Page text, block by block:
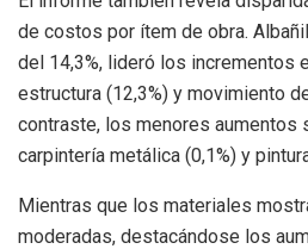
de costos por ítem de obra.
del 14,3%, lideró los incrementos
estructura (12,3%) y movimiento
contraste, los menores aumentos
carpintería metálica (0,1%) y
Mientras que los materiales
moderadas, destacándose los